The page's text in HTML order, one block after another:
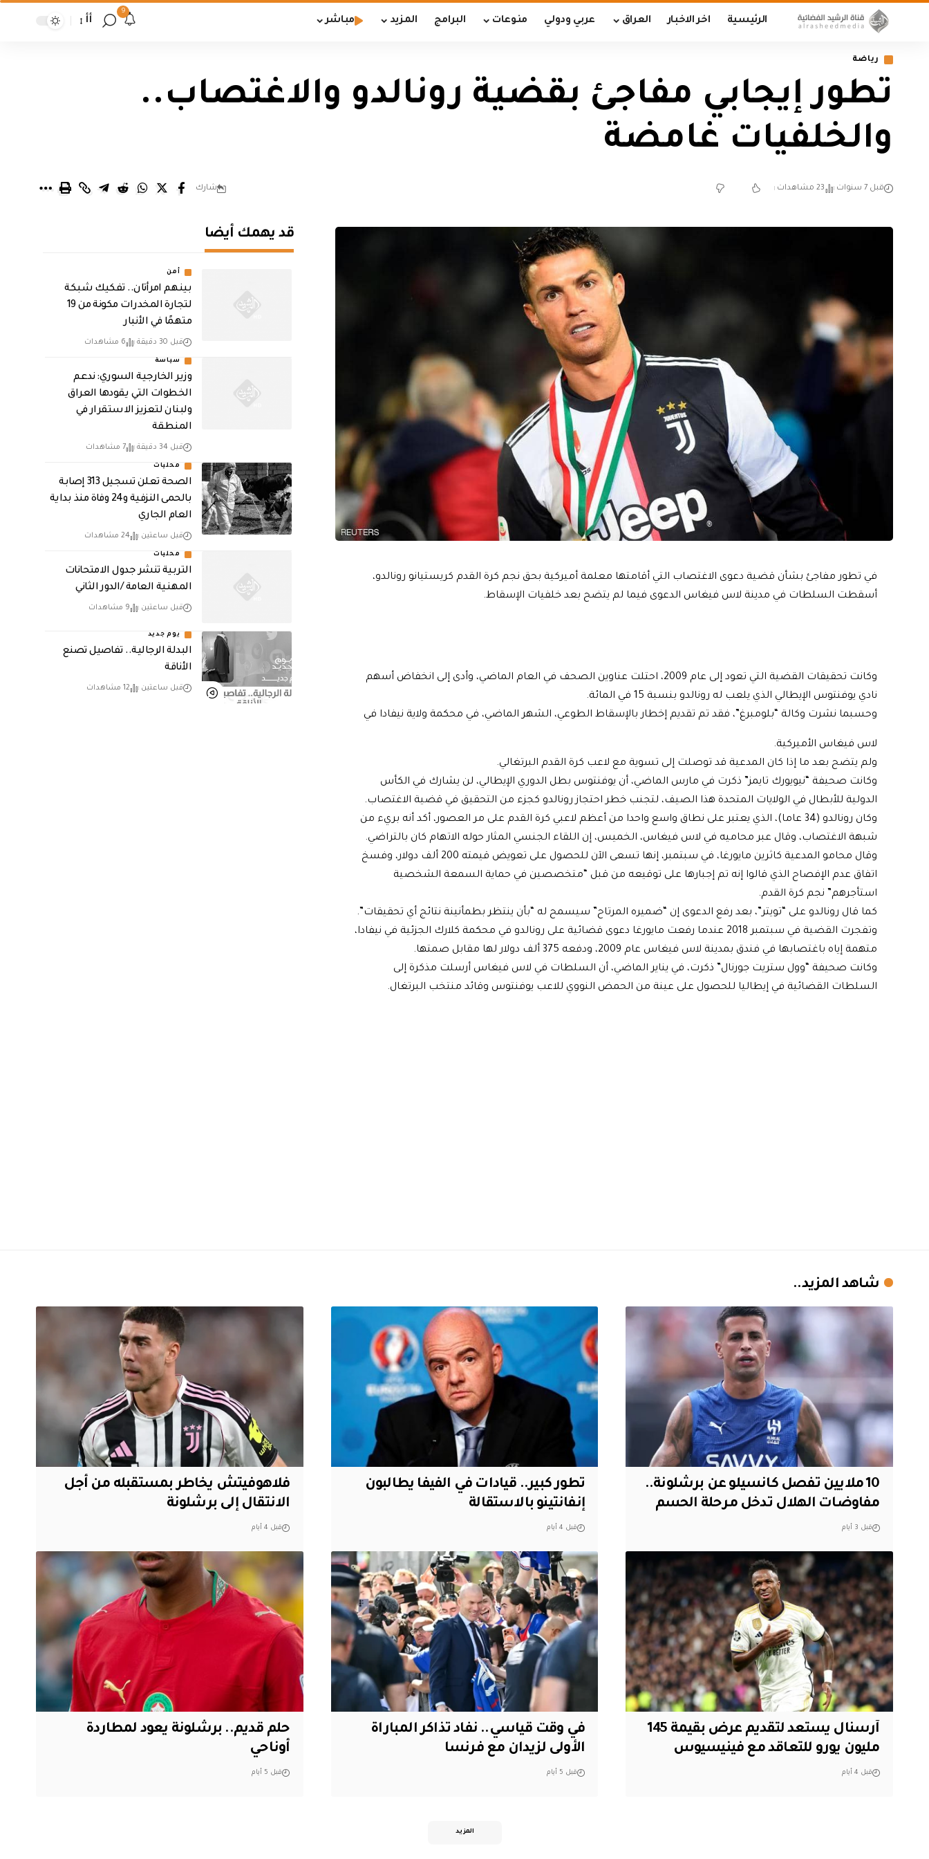
الرئيسية اخر الاخبار العراق عربي ودولي منوعات البرامج المزيد مباشر
9
أأ
رياضة
تطور إيجابي مفاجئ بقضية رونالدو والاغتصاب..
والخلفيات غامضة
قبل 7 سنوات 23 مشاهدات شارك
في تطور مفاجئ بشأن قضية دعوى الاغتصاب التي أقامتها معلمة أميركية بحق نجم كرة القدم كريستيانو رونالدو،
أسقطت السلطات في مدينة لاس فيغاس الدعوى فيما لم يتضح بعد خلفيات الإسقاط.
وكانت تحقيقات القضية التي تعود إلى عام 2009، احتلت عناوين الصحف في العام الماضي، وأدى إلى انخفاض أسهم
نادي يوفنتوس الإيطالي الذي يلعب له رونالدو بنسبة 15 في المائة.
وحسبما نشرت وكالة “بلومبرغ”، فقد تم تقديم إخطار بالإسقاط الطوعي، الشهر الماضي، في محكمة ولاية نيفادا في
لاس فيغاس الأميركية.
ولم يتضح بعد ما إذا كان المدعية قد توصلت إلى تسوية مع لاعب كرة القدم البرتغالي.
وكانت صحيفة “نيويورك تايمز” ذكرت في مارس الماضي، أن يوفنتوس بطل الدوري الإيطالي، لن يشارك في الكأس
الدولية للأبطال في الولايات المتحدة هذا الصيف، لتجنب خطر احتجاز رونالدو كجزء من التحقيق في قضية الاغتصاب.
وكان رونالدو
(34 عاما)، الذي يعتبر على نطاق واسع واحدا من أعظم لاعبي كرة القدم على مر العصور، أكد أنه بريء من
شبهة الاغتصاب، وقال عبر محاميه في لاس فيغاس، الخميس، إن اللقاء الجنسي المثار حوله الاتهام كان بالتراضي.
وقال محامو المدعية كاثرين مايورغا، في سبتمبر، إنها تسعى الآن للحصول على تعويض قيمته 200 ألف دولار، وفسخ
اتفاق عدم الإفصاح الذي قالوا إنه تم إجبارها على توقيعه من قبل “متخصصين في حماية السمعة الشخصية
استأجرهم” نجم كرة القدم.
كما قال رونالدو على “تويتر”، بعد رفع الدعوى إن “ضميره المرتاح” سيسمح له “بأن ينتظر بطمأنينة نتائج أي تحقيقات”.
وتفجرت القضية في سبتمبر 2018 عندما رفعت مايورغا دعوى قضائية على رونالدو في محكمة كلارك الجزئية في نيفادا،
متهمة إياه باغتصابها في فندق بمدينة لاس فيغاس عام 2009، ودفعه 375 ألف دولار لها مقابل صمتها.
وكانت صحيفة “وول ستريت جورنال” ذكرت، في يناير الماضي، أن السلطات في لاس فيغاس أرسلت مذكرة إلى
السلطات القضائية في إيطاليا للحصول على عينة من الحمض النووي للاعب يوفنتوس وقائد منتخب البرتغال.
قد يهمك أيضا
أمن
بينهم امرأتان.. تفكيك شبكة
لتجارة المخدرات مكونة من 19
متهمًا في الأنبار
قبل 30 دقيقة 6 مشاهدات
سياسة
وزير الخارجية السوري: ندعم
الخطوات التي يقودها العراق
ولبنان لتعزيز الاستقرار في
المنطقة
قبل 34 دقيقة 7 مشاهدات
محليات
الصحة تعلن تسجيل 313 إصابة
بالحمى النزفية و24 وفاة منذ بداية
العام الجاري
قبل ساعتين 24 مشاهدات
محليات
التربية تنشر جدول الامتحانات
المهنية العامة /الدور الثاني
قبل ساعتين 9 مشاهدات
يوم جديد
البدلة الرجالية.. تفاصيل تصنع
الأناقة
قبل ساعتين 12 مشاهدات
شاهد المزيد..
10 ملايين تفصل كانسيلو عن برشلونة..
مفاوضات الهلال تدخل مرحلة الحسم
قبل 3 أيام
تطور كبير.. قيادات في الفيفا يطالبون
إنفانتينو بالاستقالة
قبل 4 أيام
فلاهوفيتش يخاطر بمستقبله من أجل
الانتقال إلى برشلونة
قبل 4 أيام
آرسنال يستعد لتقديم عرض بقيمة 145
مليون يورو للتعاقد مع فينيسيوس
قبل 4 أيام
في وقت قياسي.. نفاد تذاكر المباراة
الأولى لزيدان مع فرنسا
قبل 5 أيام
حلم قديم.. برشلونة يعود لمطاردة
أوناحي
قبل 5 أيام
المزيد